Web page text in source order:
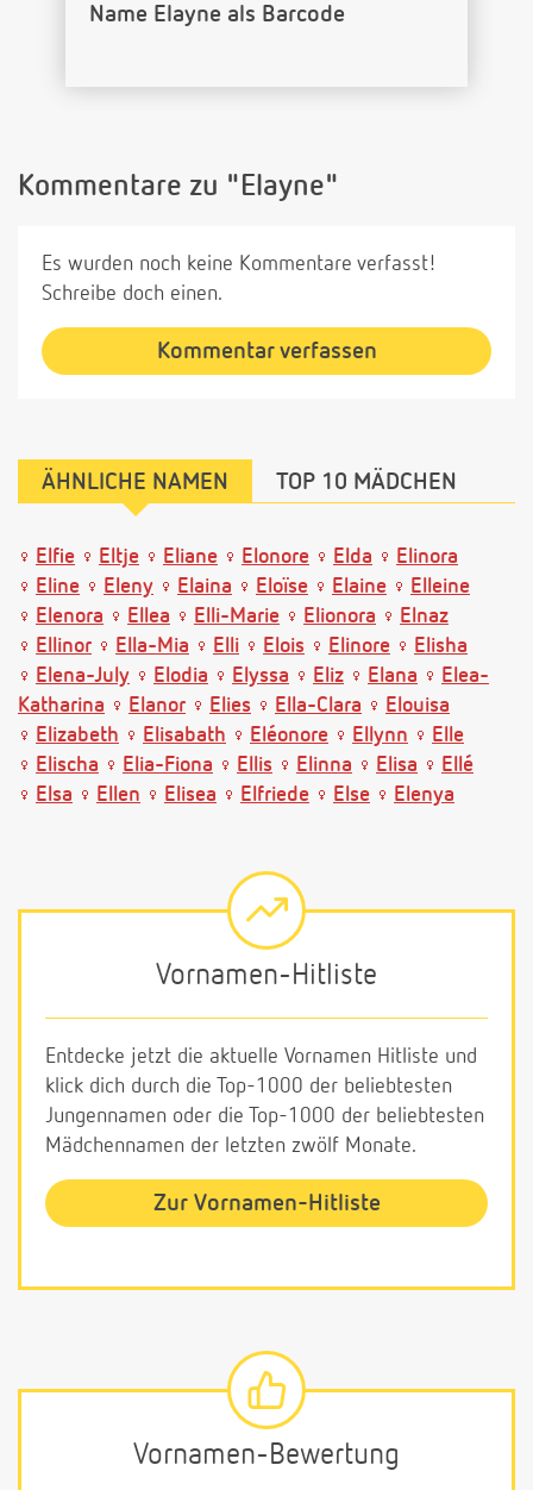
Name Elayne als Barcode
Kommentare zu "Elayne"
Es wurden noch keine Kommentare verfasst!
Schreibe doch einen.
Kommentar verfassen
ÄHNLICHE NAMEN TOP 10 MÄDCHEN
Elfie Eltje Eliane Elonore Elda
Elinora
Eline
Eleny Elaina Eloïse Elaine
Elleine
Elenora
Ellea Elli-Marie Elionora
Elnaz
Ellinor
Ella-Mia Elli Elois Elinore
Elisha
Elena-July
Elodia Elyssa Eliz Elana
Elea-
Katharina
Elanor Elies Ella-Clara
Elouisa
Elizabeth
Elisabath Eléonore Ellynn
Elle
Elischa
Elia-Fiona Ellis Elinna Elisa
Ellé
Elsa
Ellen Elisea Elfriede Else Elenya
Vornamen-Hitliste
Entdecke jetzt die aktuelle Vornamen Hitliste und
klick dich durch die Top-1000 der beliebtesten
Jungennamen oder die Top-1000 der beliebtesten
Mädchennamen der letzten zwölf Monate.
Zur Vornamen-Hitliste
Vornamen-Bewertung